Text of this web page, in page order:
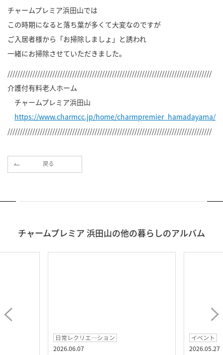
チャームプレミア浜田山では
この時期になると落ち葉が多くて大変なのですが
ご入居者様から「お掃除しましょ」と誘われ
一緒にお掃除させていただきました。
//////////////////////////////////////////////////////////////////////////////////
介護付有料老人ホーム
チャームプレミア浜田山
https://www.charmcc.jp/home/charmpremier_hamadayama/
//////////////////////////////////////////////////////////////////////////////////
戻る
チャームプレミア 浜田山の他の暮らしのアルバム
日常レクリエ―ション
2026.06.07
イベント
2026.05.27